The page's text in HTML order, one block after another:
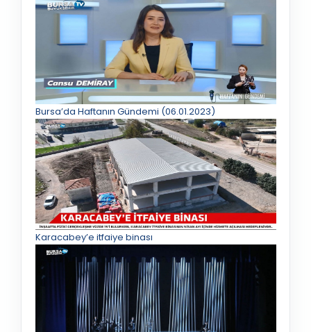
Bursa’da Haftanın Gündemi (06.01.2023)
Karacabey’e itfaiye binası